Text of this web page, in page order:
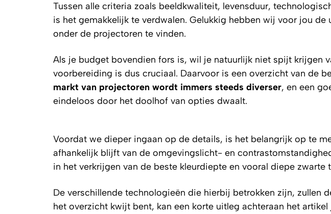
Tussen alle criteria zoals beeldkwaliteit, levensduur,
is het gemakkelijk te verdwalen. Gelukkig hebben wij voor jou
onder de projectoren te vinden.
Als je budget bovendien fors is, wil je natuurlijk niet spijt krijgen
voorbereiding is dus cruciaal. Daarvoor is een overzicht van de
markt van projectoren wordt immers steeds diverser, en een
eindeloos door het doolhof van opties dwaalt.
Voordat we dieper ingaan op de details, is het belangrijk op te
afhankelijk blijft van de omgevingslicht- en
in het verkrijgen van de beste kleurdiepte en vooral diepe zwarte
De verschillende technologieën die hierbij betrokken zijn, zullen
het overzicht kwijt bent, kan een korte uitleg achteraan het